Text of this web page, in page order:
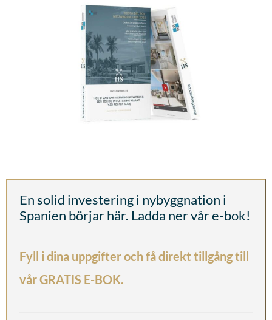
En solid investering i nybyggnation i
Spanien börjar här. Ladda ner vår e-bok!
Fyll i dina uppgifter och få direkt tillgång till
vår GRATIS E-BOK.